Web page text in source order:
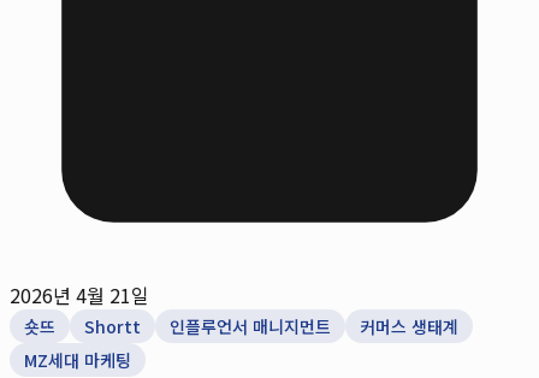
2026년 4월 21일
숏뜨 Shortt 인플루언서 매니지먼트
커머스 생태계
MZ세대 마케팅